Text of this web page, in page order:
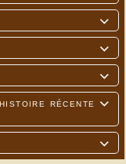




récente
